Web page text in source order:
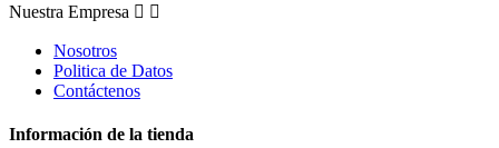
Nuestra Empresa  
Nosotros
Politica de Datos
Contáctenos
Información de la tienda